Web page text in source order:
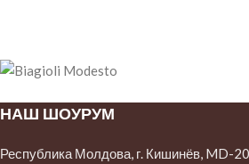
НАШ ШОУРУМ
Республика Молдова, г. Кишинёв, MD-